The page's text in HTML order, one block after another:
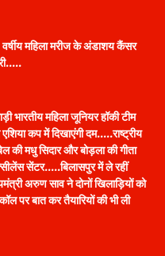
वर्षीय महिला मरीज के अंडाशय कैंसर
भारतीय महिला जूनियर हॉकी टीम
कप में दिखाएंगी दम…..राष्ट्रीय
की मधु सिदार और बोड़ला की गीता
सेंटर…..बिलासपुर में ले रहीं
अरुण साव ने दोनों खिलाड़ियों को
पर बात कर तैयारियों की भी ली